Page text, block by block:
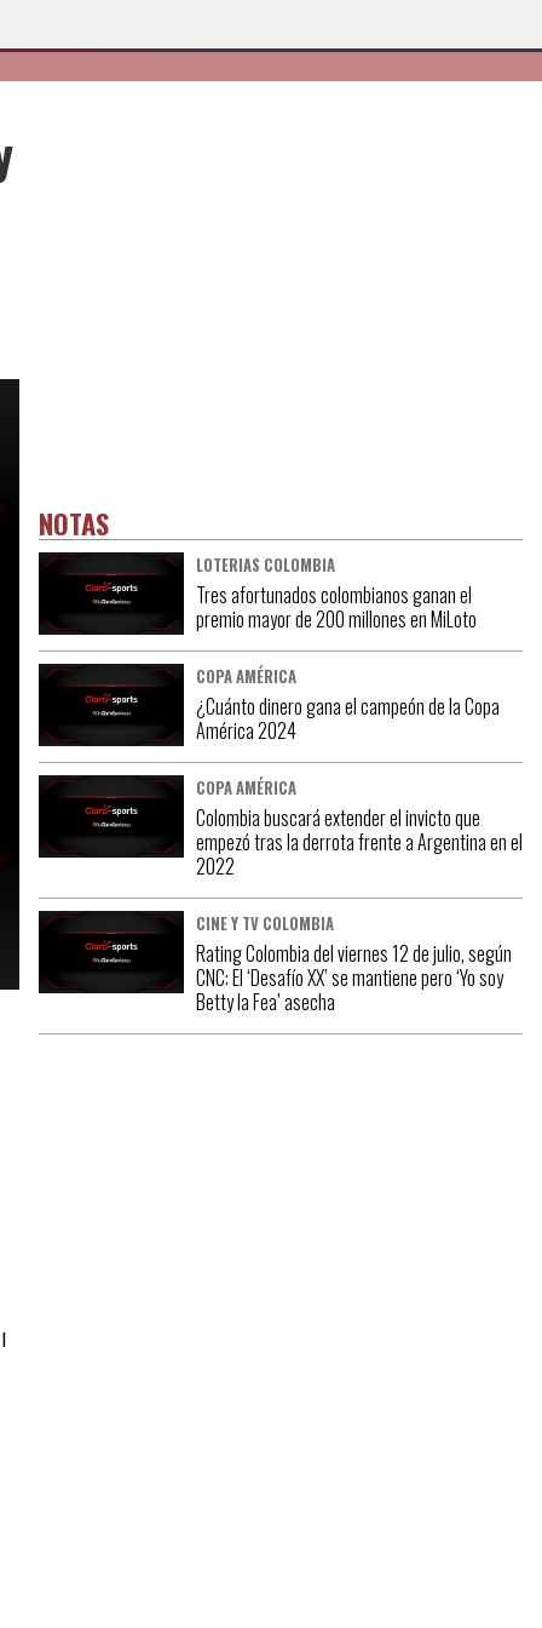
NOTAS
LOTERIAS COLOMBIA
Tres afortunados colombianos ganan el
premio mayor de 200 millones en MiLoto
COPA AMÉRICA
¿Cuánto dinero gana el campeón de la Copa
América 2024
COPA AMÉRICA
Colombia buscará extender el invicto que
empezó tras la derrota frente a Argentina en el
2022
CINE Y TV COLOMBIA
Rating Colombia del viernes 12 de julio, según
CNC: El ‘Desafío XX’ se mantiene pero ‘Yo soy
Betty la Fea’ asecha